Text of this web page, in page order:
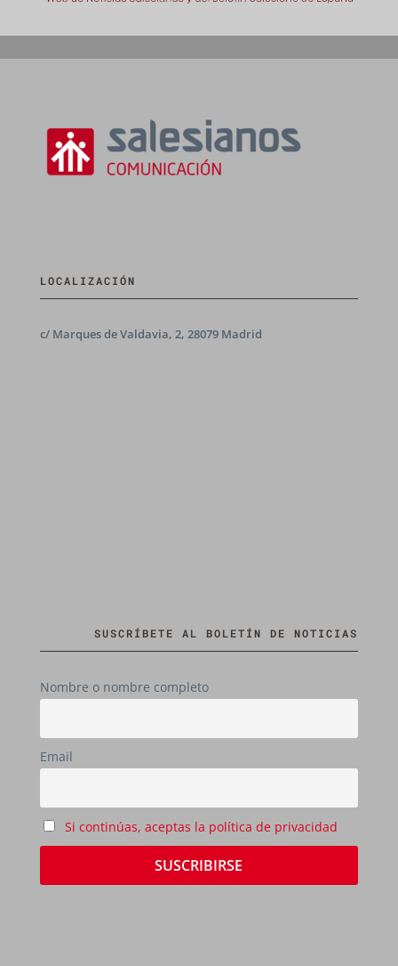
LOCALIZACIÓN
c/ Marques de Valdavia, 2, 28079 Madrid
SUSCRÍBETE AL BOLETÍN DE NOTICIAS
Nombre o nombre completo
Email
Si continúas, aceptas la política de privacidad